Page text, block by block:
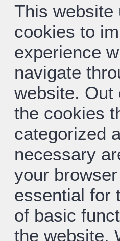
This website
cookies to
experience
navigate
website. Out
the cookies
categorized
necessary
your
essential for
of basic
the website.